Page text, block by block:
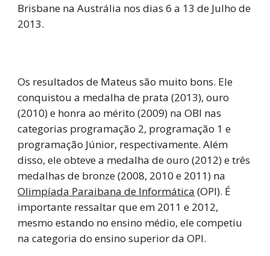
Brisbane na Austrália nos dias 6 a 13 de Julho de
2013.
Os resultados de Mateus são muito bons. Ele
conquistou a medalha de prata (2013), ouro
(2010) e honra ao mérito (2009) na OBI nas
categorias programação 2, programação 1 e
programação Júnior, respectivamente. Além
disso, ele obteve a medalha de ouro (2012) e três
medalhas de bronze (2008, 2010 e 2011) na
Olimpíada Paraibana de Informática (OPI). É
importante ressaltar que em 2011 e 2012,
mesmo estando no ensino médio, ele competiu
na categoria do ensino superior da OPI.